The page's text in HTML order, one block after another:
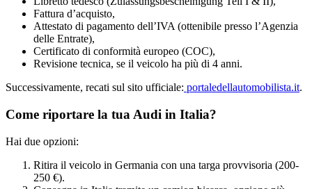
Fattura d’acquisto,
Attestato di pagamento dell’IVA (ottenibile presso l’Agenzia
delle Entrate),
Certificato di conformità europeo (COC),
Revisione tecnica, se il veicolo ha più di 4 anni.
Successivamente, recati sul sito ufficiale: portaledellautomobilista.it.
Come riportare la tua Audi in Italia?
Hai due opzioni:
Ritira il veicolo in Germania con una targa provvisoria (200-
250 €).